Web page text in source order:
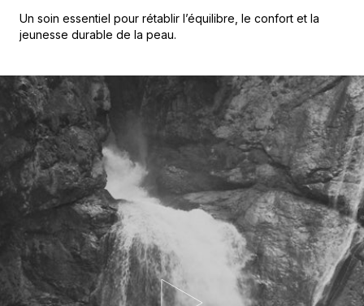
Un soin essentiel pour rétablir l’équilibre, le confort et la
jeunesse durable de la peau.